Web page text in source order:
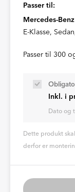
Passer til:
Mercedes-Benz
E-Klasse,
Passer til 300
Inkl. i
Dato og
Dette produkt
derfor er